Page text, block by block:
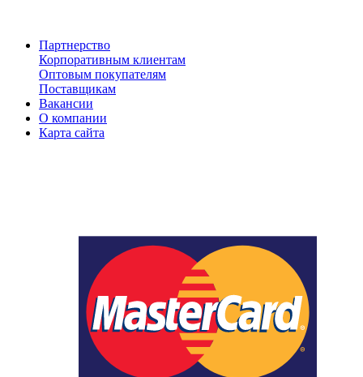
Партнерство
Корпоративным клиентам
Оптовым покупателям
Поставщикам
Вакансии
О компании
Карта сайта